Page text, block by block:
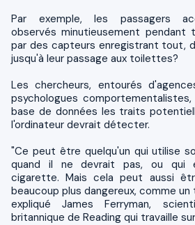
Par exemple, les passagers
observés minutieusement
par des capteurs enregistrant tout,
jusqu'à leur passage aux toilettes?
Les chercheurs, entourés
psychologues
base de données les traits
l'ordinateur devrait détecter.
"Ce peut être quelqu'un qui utilise
quand il ne devrait pas, ou qui
cigarette. Mais cela peut aussi
beaucoup plus dangereux, comme
expliqué James Ferryman,
britannique de Reading qui travaille